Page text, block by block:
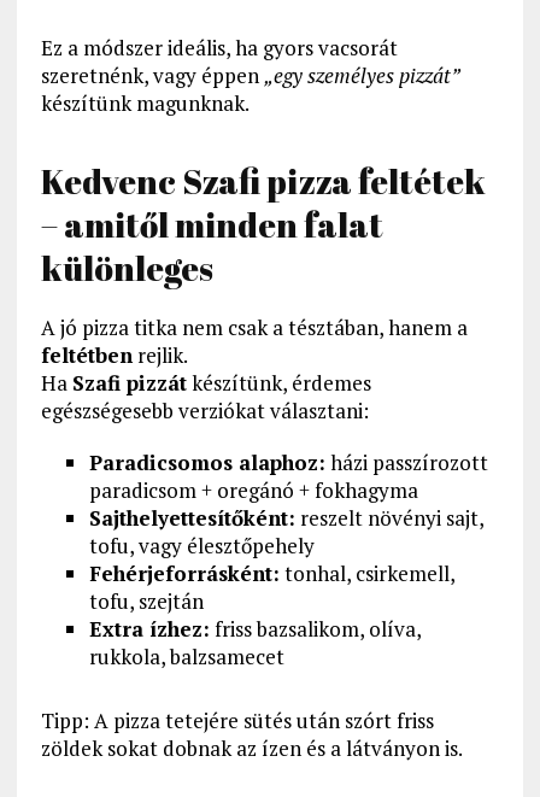
Ez a módszer ideális, ha gyors vacsorát
szeretnénk, vagy éppen„egy személyes pizzát”
készítünk magunknak.
Kedvenc Szafi pizza feltétek
– amitől minden falat
különleges
A jó pizza titka nem csak a tésztában, hanem a
feltétbenrejlik.
Ha Szafi pizzátkészítünk, érdemes
egészségesebb verziókat választani:
Paradicsomos alaphoz: házi passzírozott
paradicsom + oregánó + fokhagyma
Sajthelyettesítőként: reszelt növényi sajt,
tofu, vagy élesztőpehely
Fehérjeforrásként: tonhal, csirkemell,
tofu, szejtán
Extra ízhez: friss bazsalikom, olíva,
rukkola, balzsamecet
Tipp: A pizza tetejére sütés után szórt friss
zöldek sokat dobnak az ízen és a látványon is.